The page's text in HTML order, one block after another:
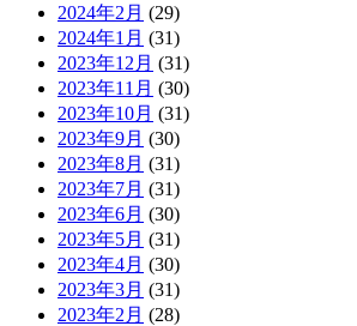
2024年2月 (29)
2024年1月 (31)
2023年12月 (31)
2023年11月 (30)
2023年10月 (31)
2023年9月 (30)
2023年8月 (31)
2023年7月 (31)
2023年6月 (30)
2023年5月 (31)
2023年4月 (30)
2023年3月 (31)
2023年2月 (28)